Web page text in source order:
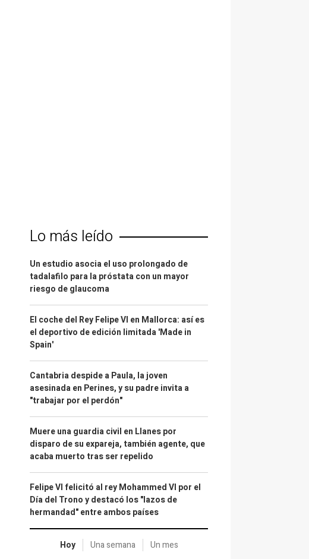
Lo más leído
Un estudio asocia el uso prolongado de
tadalafilo para la próstata con un mayor
riesgo de glaucoma
El coche del Rey Felipe VI en Mallorca: así es
el deportivo de edición limitada 'Made in
Spain'
Cantabria despide a Paula, la joven
asesinada en Perines, y su padre invita a
"trabajar por el perdón"
Muere una guardia civil en Llanes por
disparo de su expareja, también agente, que
acaba muerto tras ser repelido
Felipe VI felicitó al rey Mohammed VI por el
Día del Trono y destacó los "lazos de
hermandad" entre ambos países
Hoy Una semana Un mes